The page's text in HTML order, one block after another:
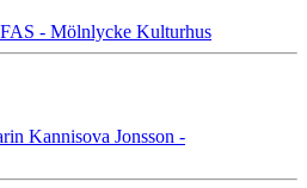
- Mölnlycke Kulturhus
Kannisova Jonsson -